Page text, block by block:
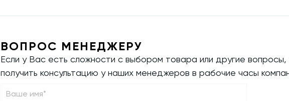
ВОПРОС МЕНЕДЖЕРУ
Если у Вас есть сложности с выбором товара или другие
получить консультацию у наших менеджеров в рабочие часы